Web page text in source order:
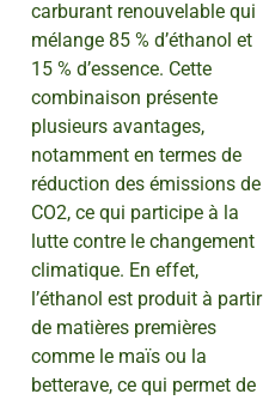
carburant renouvelable qui
mélange 85 % d’éthanol et
15 % d’essence. Cette
combinaison présente
plusieurs avantages,
notamment en termes de
réduction des émissions de
CO2, ce qui participe à la
lutte contre le changement
climatique. En effet,
l’éthanol est produit à partir
de matières premières
comme le maïs ou la
betterave, ce qui permet de